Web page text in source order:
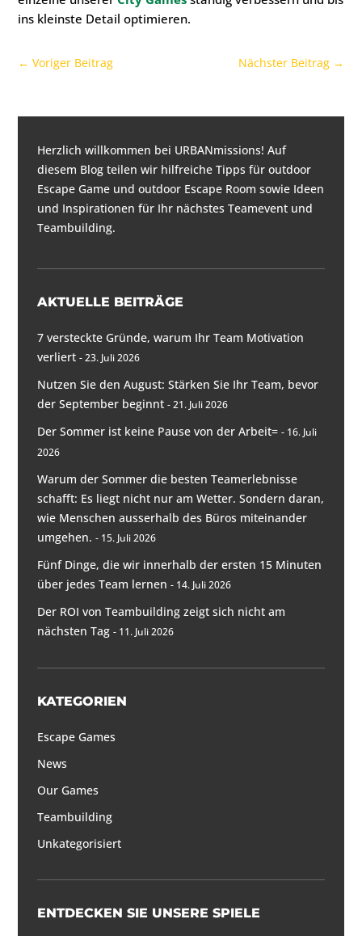
ins kleinste Detail optimieren.
←Voriger Beitrag Nächster Beitrag→
Herzlich willkommen bei URBANmissions! Auf
diesem Blog teilen wir hilfreiche Tipps füroutdoor
Escape Game und outdoor Escape Room sowie Ideen
und Inspirationen für Ihr nächstes Teamevent und
Teambuilding.
AKTUELLE BEITRÄGE
7 versteckte Gründe, warum Ihr Team Motivation
verliert
23. Juli 2026
Nutzen Sie den August: Stärken Sie Ihr Team, bevor
der September beginnt
21. Juli 2026
Der Sommer ist keine Pause von der Arbeit=
16. Juli
2026
Warum der Sommer die besten Teamerlebnisse
schafft: Es liegt nicht nur am Wetter. Sondern daran,
wie Menschen ausserhalb des Büros miteinander
umgehen.
15. Juli 2026
Fünf Dinge, die wir innerhalb der ersten 15 Minuten
über jedes Team lernen
14. Juli 2026
Der ROI von Teambuilding zeigt sich nicht am
nächsten Tag
11. Juli 2026
KATEGORIEN
Escape Games
News
Our Games
Teambuilding
Unkategorisiert
ENTDECKEN SIE UNSERE SPIELE